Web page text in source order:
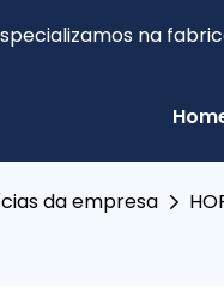
na
da empresa